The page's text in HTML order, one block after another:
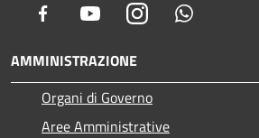
Facebook YoutubeInstagram
AMMINISTRAZIONE
Organi di Governo
Aree Amministrative